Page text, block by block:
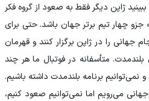
ژاپن دیگر فقط به صعود از گروه فکر
جزو چهار تیم برتر جهان باشد. حتی برای
تا جام جهانی را در ژاپن برگزار کنند و قهرمان
متأسفانه در فوتبال ما هر چند
برنامه بلندمدت داشته باشیم.
می‌رویم اما نمی‌توانیم صعود کنیم،